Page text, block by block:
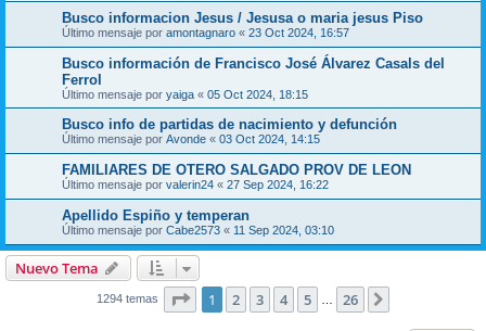
Busco informacion Jesus / Jesusa o maria jesus Piso
Último mensaje por amontagnaro « 23 Oct 2024, 16:57
Busco información de Francisco José Álvarez Casals del
Ferrol
Último mensaje por yaiga « 05 Oct 2024, 18:15
Busco info de partidas de nacimiento y defunción
Último mensaje por Avonde « 03 Oct 2024, 14:15
FAMILIARES DE OTERO SALGADO PROV DE LEON
Último mensaje por valerin24 « 27 Sep 2024, 16:22
Apellido Espiño y temperan
Último mensaje por Cabe2573 « 11 Sep 2024, 03:10
Nuevo Tema
1294 temas Página de 26
1 2 3 4 5 26